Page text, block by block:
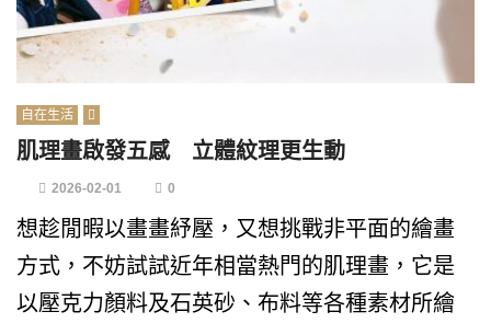
自在生活
肌理畫啟發五感 立體紋理更生動
2026-02-01 0
想趁閒暇以畫畫紓壓，又想挑戰非平面的繪畫
方式，不妨試試近年相當熱門的肌理畫，它是
以壓克力顏料及石英砂、布料等各種素材所繪